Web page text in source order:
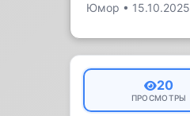
Юмор • 15.10.2025
20
ПРОСМОТРЫ